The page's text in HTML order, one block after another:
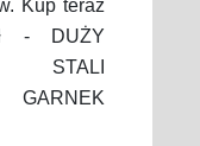
Kup teraz
- DUŻY
STALI